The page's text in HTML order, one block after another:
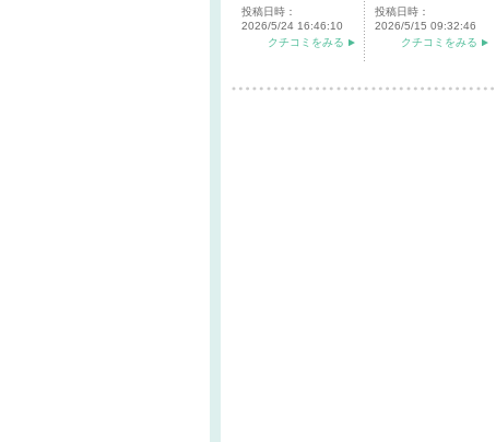
投稿日時：
2026/5/24 16:46:10
クチコミをみる
投稿日時：
2026/5/15 09:32:46
クチコミをみる